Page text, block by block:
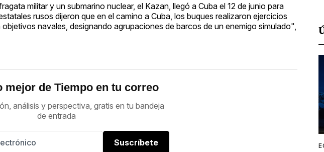
militar y un submarino nuclear, el Kazan, llegó a Cuba el 12 de junio para
rusos dijeron que en el camino a Cuba, los buques realizaron ejercicios
navales, designando agrupaciones de barcos de un enemigo simulado",
mejor de Tiempo en tu correo
análisis y perspectiva, gratis en tu bandeja
de entrada
Suscríbete